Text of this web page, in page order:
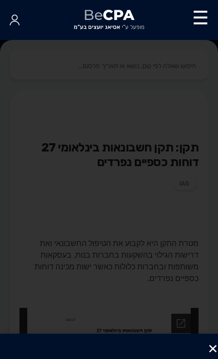
תקן: תקן חשבונאות בינלאומי 27
דוחות כספיים נפרדים
IAS
מטרת התקן היא לקבוע את הטיפול החשבונאי ואת
דרישות הגילוי בהשקעות בחברות בנות, בעסקאות
משותפות ובחברות כלולות כאשר ישות מכינה דוחות
כספיים נפרדים.